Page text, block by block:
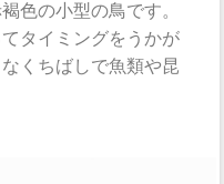
色の小型の鳥です。
タイミングをうかが
くちばしで魚類や昆